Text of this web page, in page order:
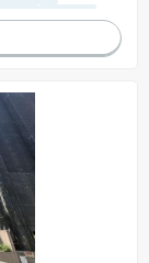
き場
平坦地